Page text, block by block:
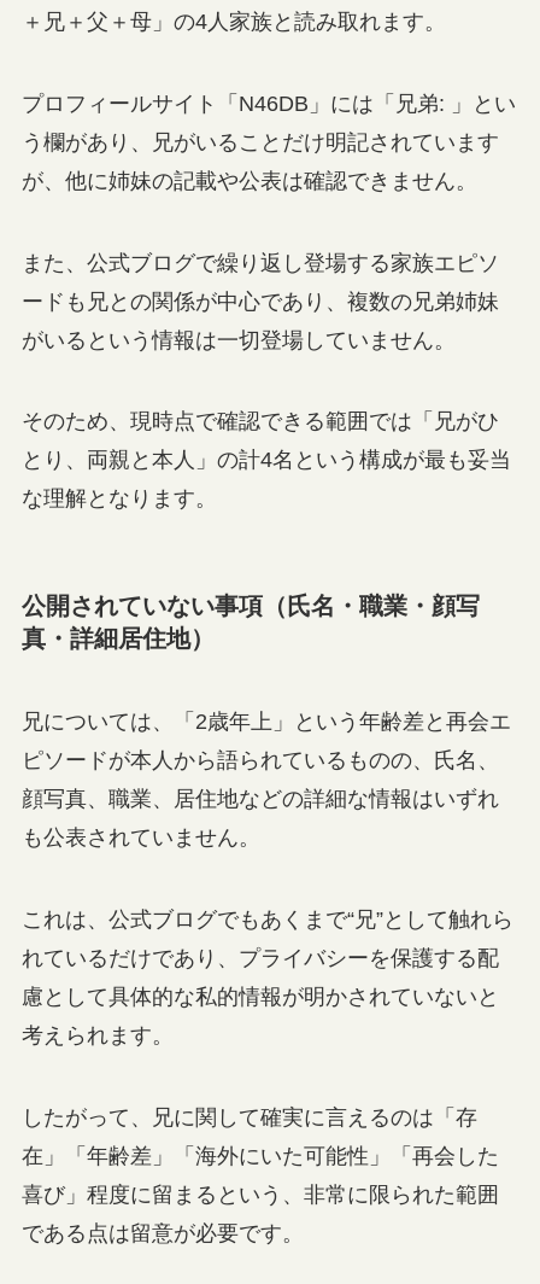
＋兄＋父＋母」の4人家族と読み取れます。
プロフィールサイト「N46DB」には「兄弟: 」とい
う欄があり、兄がいることだけ明記されています
が、他に姉妹の記載や公表は確認できません。
また、公式ブログで繰り返し登場する家族エピソ
ードも兄との関係が中心であり、複数の兄弟姉妹
がいるという情報は一切登場していません。
そのため、現時点で確認できる範囲では「兄がひ
とり、両親と本人」の計4名という構成が最も妥当
な理解となります。
公開されていない事項（氏名・職業・顔写
真・詳細居住地）
兄については、「2歳年上」という年齢差と再会エ
ピソードが本人から語られているものの、氏名、
顔写真、職業、居住地などの詳細な情報はいずれ
も公表されていません。
これは、公式ブログでもあくまで“兄”として触れら
れているだけであり、プライバシーを保護する配
慮として具体的な私的情報が明かされていないと
考えられます。
したがって、兄に関して確実に言えるのは「存
在」「年齢差」「海外にいた可能性」「再会した
喜び」程度に留まるという、非常に限られた範囲
である点は留意が必要です。